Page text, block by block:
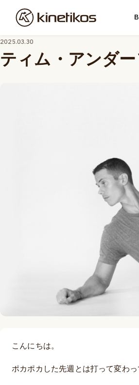
2025.03.30
ティム・アンダ
こんにちは。
ポカポカした先週とは打って変わ